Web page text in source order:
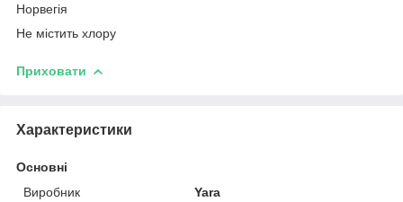
Норвегія
Не містить хлору
Приховати
Характеристики
Основні
Виробник
Yara